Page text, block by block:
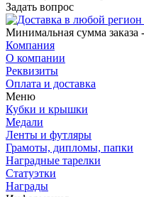
Задать вопрос
Минимальная сумма заказа
Компания
О компании
Реквизиты
Оплата и доставка
Меню
Кубки и крышки
Медали
Ленты и футляры
Грамоты, дипломы, папки
Наградные тарелки
Статуэтки
Награды